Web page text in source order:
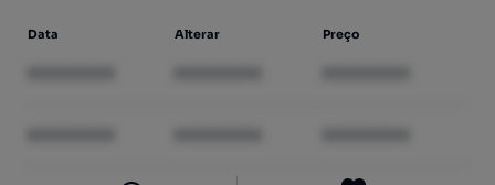
Data Alterar Preço